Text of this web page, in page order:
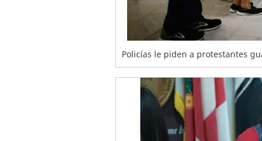
Policías le piden a protestantes